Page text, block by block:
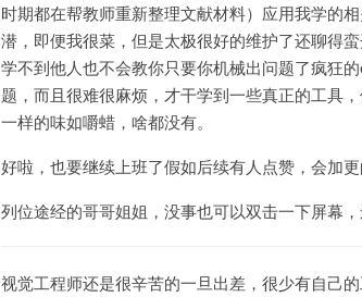
时期都在帮教师重新整理文献材料）应用我学的
潜，即便我很菜，但是太极很好的维护了还聊得
学不到他人也不会教你只要你机械出问题了疯狂
题，而且很难很麻烦，才干学到一些真正的工具
一样的味如嚼蜡，啥都没有。
好啦，也要继续上班了假如后续有人点赞，会加更
列位途经的哥哥姐姐，没事也可以双击一下屏幕，
视觉工程师还是很辛苦的一旦出差，很少有自己